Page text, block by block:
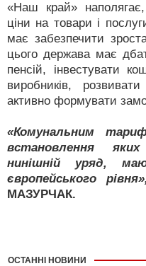
«Наш край»
ціни на товари і
має забезпечити
цього держава має
пенсій, інвестувати
виробників,
активно формувати
«Комунальним
встановлення
нинішній уряд,
європейського
МАЗУРЧАК.
ОСТАННІ НОВИНИ